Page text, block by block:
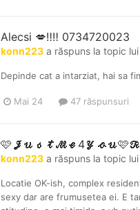
Alecsi 💋‼️‼️ 0734720023
konn223 a răspuns la topic lui
Depinde cat a intarziat, hai sa
Mai 24 47 răspunsuri
konn223 a răspuns la topic lui
Locatie OK-ish, complex
sexy dar are frumusetea ei. E